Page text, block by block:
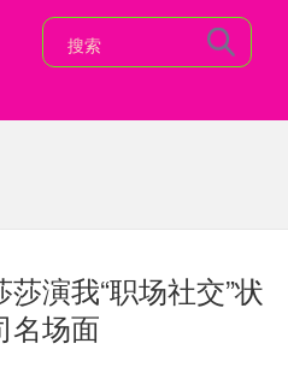
演我“职场社交”状
名场面